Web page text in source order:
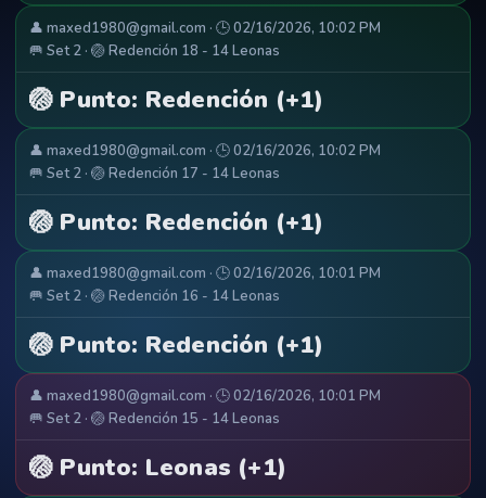
👤 maxed1980@gmail.com · 🕒 02/16/2026, 10:02 PM
🥅 Set 2 · 🏐 Redención 18 - 14 Leonas
🏐 Punto: Redención (+1)
👤 maxed1980@gmail.com · 🕒 02/16/2026, 10:02 PM
🥅 Set 2 · 🏐 Redención 17 - 14 Leonas
🏐 Punto: Redención (+1)
👤 maxed1980@gmail.com · 🕒 02/16/2026, 10:01 PM
🥅 Set 2 · 🏐 Redención 16 - 14 Leonas
🏐 Punto: Redención (+1)
👤 maxed1980@gmail.com · 🕒 02/16/2026, 10:01 PM
🥅 Set 2 · 🏐 Redención 15 - 14 Leonas
🏐 Punto: Leonas (+1)